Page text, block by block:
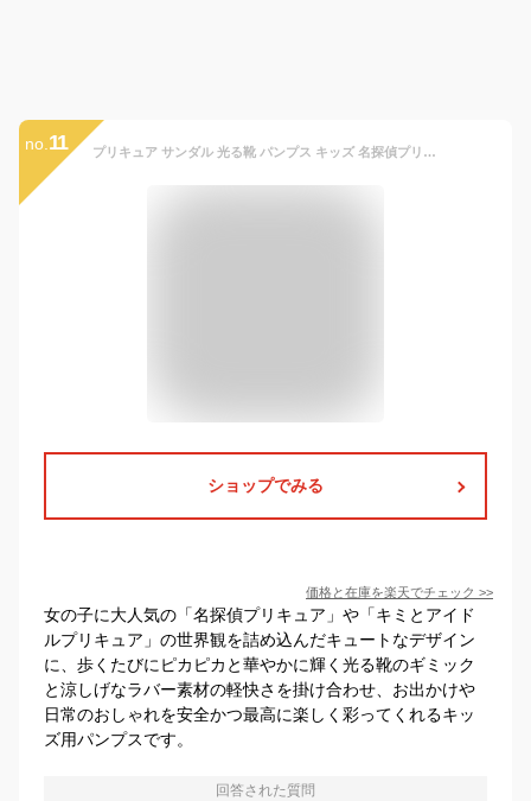
no. 11 プリキュア サンダル 光る靴 パンプス キッズ 名探偵プリキュア キミとアイドルプリキュア ラバーパンプス 靴 女の子 キッズシューズ 3711 3907
ショップでみる
価格と在庫を楽天でチェック >>
女の子に大人気の「名探偵プリキュア」や「キミとアイド
ルプリキュア」の世界観を詰め込んだキュートなデザイン
に、歩くたびにピカピカと華やかに輝く光る靴のギミック
と涼しげなラバー素材の軽快さを掛け合わせ、お出かけや
日常のおしゃれを安全かつ最高に楽しく彩ってくれるキッ
ズ用パンプスです。
回答された質問